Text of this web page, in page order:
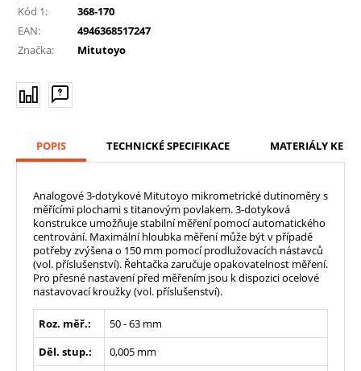
Kód 1:
368-170
EAN:
4946368517247
Značka:
Mitutoyo
POPIS TECHNICKÉ SPECIFIKACE MATERIÁLY KE
Analogové 3-dotykové Mitutoyo mikrometrické dutinoměry s
měřícími plochami s titanovým povlakem. 3-dotyková
konstrukce umožňuje stabilní měření pomocí automatického
centrování. Maximální hloubka měření může být v případě
potřeby zvýšena o 150 mm pomocí prodlužovacích nástavců
(vol. příslušenství). Řehtačka zaručuje opakovatelnost měření.
Pro přesné nastavení před měřením jsou k dispozici ocelové
nastavovací kroužky (vol. příslušenství).
Roz. měř.:
50 - 63 mm
Děl. stup.:
0,005 mm